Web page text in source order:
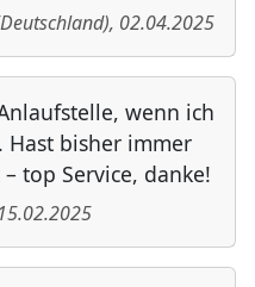
Deutschland), 02.04.2025
wenn ich
Hast bisher immer
top Service, danke!
15.02.2025